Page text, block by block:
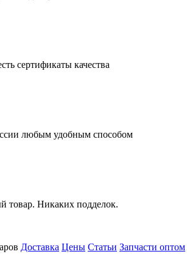
сертификаты качества
любым удобным способом
товар. Никаких подделок.
Доставка Цены Статьи Запчасти оптом